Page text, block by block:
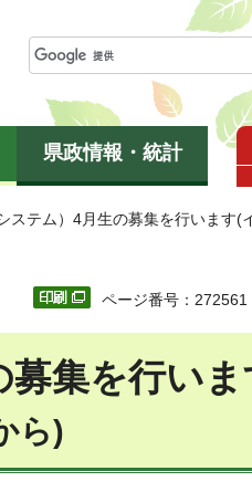
県政情報・統計
ステム）4月生の募集を行います(
ページ番号：272561
集を行いま
ら)